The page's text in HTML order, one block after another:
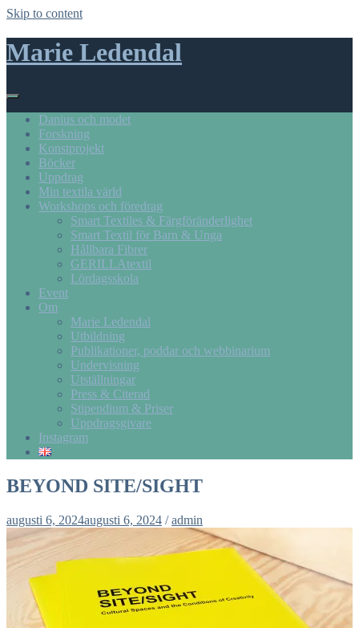
Skip to content
Marie Ledendal
Danius och modet
Forskning
Konstprojekt
Böcker
Uppdrag
Min textila värld
Workshops och föredrag
Smart Textiles & Färgföränderlighet
Smart Textil för Barn & Unga
Hållbara Fibrer
GERILLAtextil
Lördagsskola
Event
Om
Marie Ledendal
Utbildning
Publikationer, poddar och webbinarium
Undervisning
Utställningar
Press & Citerad
Stipendium & Priser
Uppdragsgivare
Instagram
BEYOND SITE/SIGHT
augusti 6, 2024augusti 6, 2024 /admin